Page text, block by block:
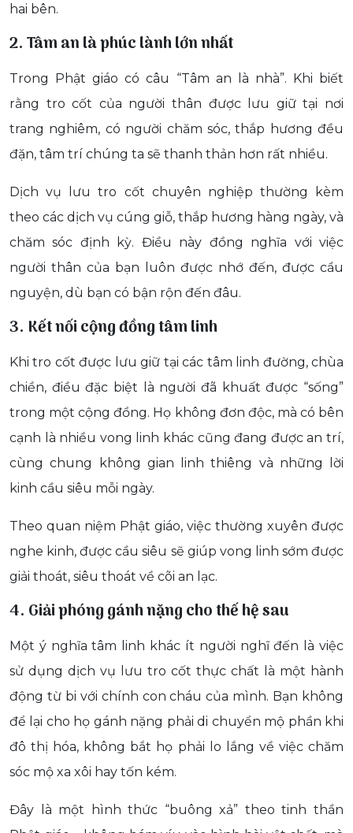
hai bên.
2. Tâm an là phúc lành lớn nhất
Trong Phật giáo có câu “Tâm an là nhà”. Khi biết
rằng tro cốt của người thân được lưu giữ tại nơi
trang nghiêm, có người chăm sóc, thắp hương đều
đặn, tâm trí chúng ta sẽ thanh thản hơn rất nhiều.
Dịch vụ lưu tro cốt chuyên nghiệp thường kèm
theo các dịch vụ cúng giỗ, thắp hương hàng ngày, và
chăm sóc định kỳ. Điều này đồng nghĩa với việc
người thân của bạn luôn được nhớ đến, được cầu
nguyện, dù bạn có bận rộn đến đâu.
3. Kết nối cộng đồng tâm linh
Khi tro cốt được lưu giữ tại các tâm linh đường, chùa
chiền, điều đặc biệt là người đã khuất được “sống”
trong một cộng đồng. Họ không đơn độc, mà có bên
cạnh là nhiều vong linh khác cũng đang được an trí,
cùng chung không gian linh thiêng và những lời
kinh cầu siêu mỗi ngày.
Theo quan niệm Phật giáo, việc thường xuyên được
nghe kinh, được cầu siêu sẽ giúp vong linh sớm được
giải thoát, siêu thoát về cõi an lạc.
4. Giải phóng gánh nặng cho thế hệ sau
Một ý nghĩa tâm linh khác ít người nghĩ đến là việc
sử dụng dịch vụ lưu tro cốt thực chất là một hành
động từ bi với chính con cháu của mình. Bạn không
để lại cho họ gánh nặng phải di chuyển mộ phần khi
đô thị hóa, không bắt họ phải lo lắng về việc chăm
sóc mộ xa xôi hay tốn kém.
Đây là một hình thức “buông xả” theo tinh thần